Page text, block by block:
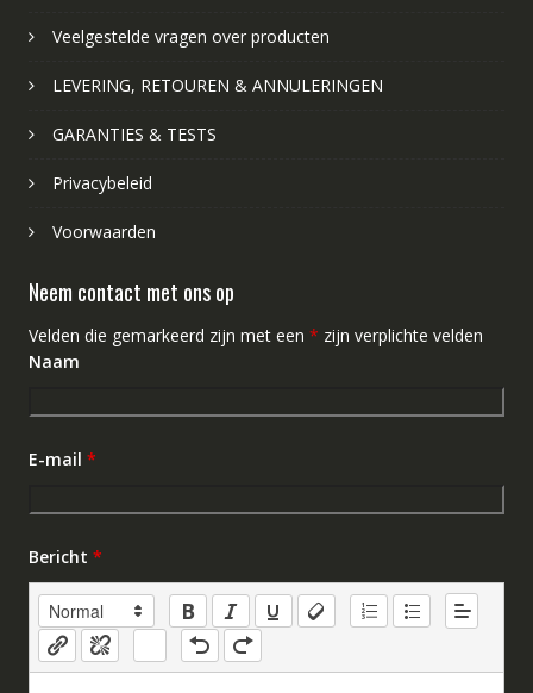
Veelgestelde vragen over producten
LEVERING, RETOUREN & ANNULERINGEN
GARANTIES & TESTS
Privacybeleid
Voorwaarden
Neem contact met ons op
Velden die gemarkeerd zijn met een * zijn verplichte velden
Naam
E-mail *
Bericht *